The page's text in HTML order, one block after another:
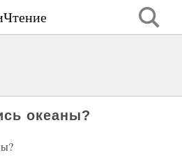
океаны?